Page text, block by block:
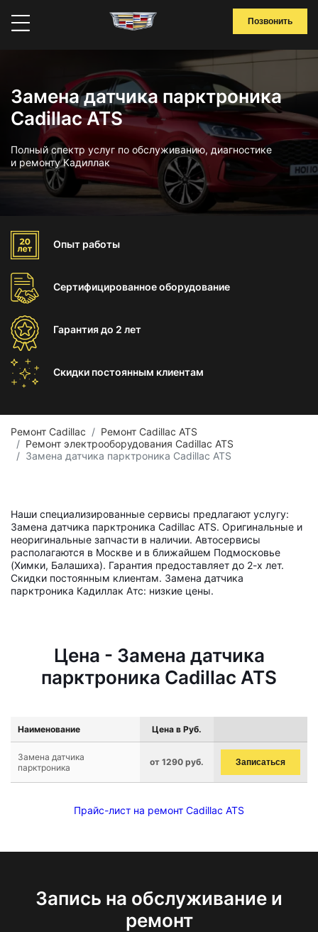
Позвонить
Замена датчика парктроника
Cadillac ATS
Полный спектр услуг по обслуживанию, диагностике
и ремонту Кадиллак
Опыт работы
Сертифицированноеоборудование
Гарантиядо 2 лет
Скидки постоянным клиентам
Ремонт Cadillac
Ремонт Cadillac ATS
Ремонт электрооборудования Cadillac ATS
Замена датчика парктроника Cadillac ATS
Наши специализированные сервисы предлагают услугу:
Замена датчика парктроника Cadillac ATS. Оригинальные и
неоригинальные запчасти в наличии. Автосервисы
располагаются в Москве и в ближайшем Подмосковье
(Химки, Балашиха). Гарантия предоставляет до 2-х лет.
Скидки постоянным клиентам. Замена датчика
парктроника Кадиллак Атс: низкие цены.
Цена - Замена датчика
парктроника Cadillac ATS
Наименование Цена в Руб.
Замена датчика
парктроника
от 1290 руб. Записаться
Прайс-лист на ремонт Cadillac ATS
Запись на обслуживание и
ремонт